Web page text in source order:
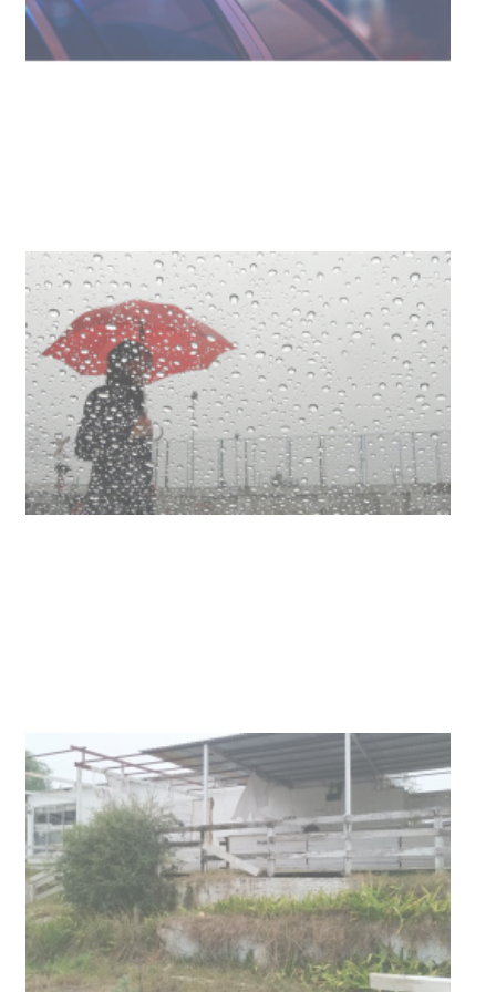
Clases de Muai Thai en Complejo
Turismo accesible para personas
con discapacidad y adultos